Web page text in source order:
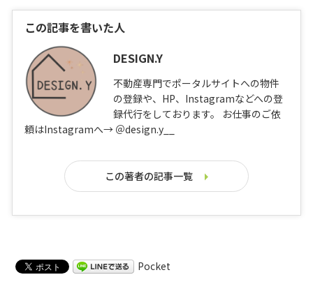
この記事を書いた人
DESIGN.Y
不動産専門でポータルサイトへの物件
の登録や、HP、Instagramなどへの登
録代行をしております。 お仕事のご依
頼はInstagramへ→ ＠design.y__
この著者の記事一覧
Pocket